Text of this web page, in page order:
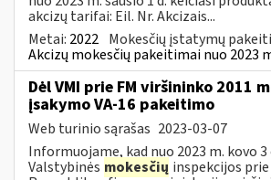
akcizų tarifai: Eil. Nr. Akcizais...
Metai: 2022 Mokesčių įstatymų
Akcizų mokesčių pakeitimai nuo 2023
Dėl VMI prie FM viršininko 2011
įsakymo VA-16 pakeitimo
Web turinio sąrašas 2023-03-07
Informuojame, kad nuo 2023 m. kovo
Valstybinės mokesčių inspekcijos